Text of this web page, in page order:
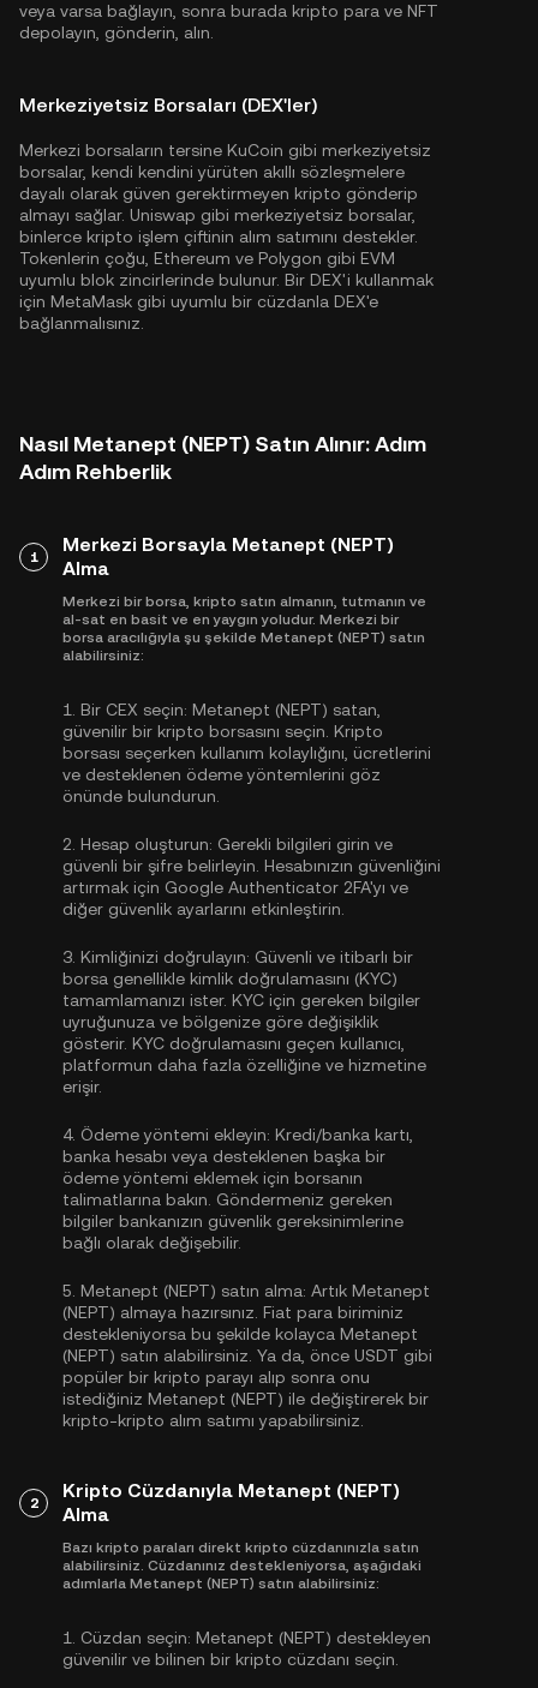
veya varsa bağlayın, sonra burada kripto para ve NFT
depolayın, gönderin, alın.
Merkeziyetsiz Borsaları (DEX'ler)
Merkezi borsaların tersine KuCoin gibi merkeziyetsiz
borsalar, kendi kendini yürüten akıllı sözleşmelere
dayalı olarak güven gerektirmeyen kripto gönderip
almayı sağlar. Uniswap gibi merkeziyetsiz borsalar,
binlerce kripto işlem çiftinin alım satımını destekler.
Tokenlerin çoğu, Ethereum ve Polygon gibi EVM
uyumlu blok zincirlerinde bulunur. Bir DEX'i kullanmak
için MetaMask gibi uyumlu bir cüzdanla DEX'e
bağlanmalısınız.
Nasıl Metanept (NEPT) Satın Alınır: Adım
Adım Rehberlik
1
Merkezi Borsayla Metanept (NEPT)
Alma
Merkezi bir borsa, kripto satın almanın, tutmanın ve
al-sat en basit ve en yaygın yoludur. Merkezi bir
borsa aracılığıyla şu şekilde Metanept (NEPT) satın
alabilirsiniz:
1. Bir CEX seçin: Metanept (NEPT) satan,
güvenilir bir kripto borsasını seçin. Kripto
borsası seçerken kullanım kolaylığını, ücretlerini
ve desteklenen ödeme yöntemlerini göz
önünde bulundurun.
2. Hesap oluşturun: Gerekli bilgileri girin ve
güvenli bir şifre belirleyin. Hesabınızın güvenliğini
artırmak için Google Authenticator 2FA'yı ve
diğer güvenlik ayarlarını etkinleştirin.
3. Kimliğinizi doğrulayın: Güvenli ve itibarlı bir
borsa genellikle kimlik doğrulamasını (KYC)
tamamlamanızı ister. KYC için gereken bilgiler
uyruğunuza ve bölgenize göre değişiklik
gösterir. KYC doğrulamasını geçen kullanıcı,
platformun daha fazla özelliğine ve hizmetine
erişir.
4. Ödeme yöntemi ekleyin: Kredi/banka kartı,
banka hesabı veya desteklenen başka bir
ödeme yöntemi eklemek için borsanın
talimatlarına bakın. Göndermeniz gereken
bilgiler bankanızın güvenlik gereksinimlerine
bağlı olarak değişebilir.
5. Metanept (NEPT) satın alma: Artık Metanept
(NEPT) almaya hazırsınız. Fiat para biriminiz
destekleniyorsa bu şekilde kolayca Metanept
(NEPT) satın alabilirsiniz. Ya da, önce USDT gibi
popüler bir kripto parayı alıp sonra onu
istediğiniz Metanept (NEPT) ile değiştirerek bir
kripto-kripto alım satımı yapabilirsiniz.
2
Kripto Cüzdanıyla Metanept (NEPT)
Alma
Bazı kripto paraları direkt kripto cüzdanınızla satın
alabilirsiniz. Cüzdanınız destekleniyorsa, aşağıdaki
adımlarla Metanept (NEPT) satın alabilirsiniz:
1. Cüzdan seçin: Metanept (NEPT) destekleyen
güvenilir ve bilinen bir kripto cüzdanı seçin.